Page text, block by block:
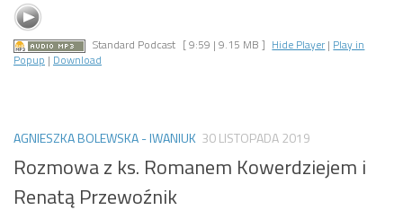
Standard Podcast [ 9:59 | 9.15 MB ] Hide Player | Play in
Popup | Download
AGNIESZKA BOLEWSKA - IWANIUK 30 LISTOPADA 2019
Rozmowa z ks. Romanem Kowerdziejem i
Renatą Przewoźnik